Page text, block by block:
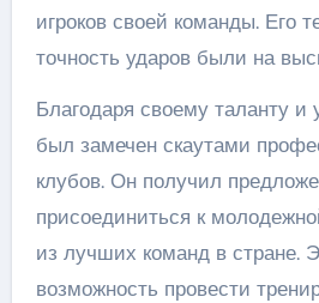
игроков своей команды. Его
точность ударов были на
Благодаря своему таланту
был замечен скаутами
клубов. Он получил
присоединиться к
из лучших команд в стране.
возможность провести